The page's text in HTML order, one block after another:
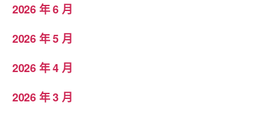
2026 年 6 月
2026 年 5 月
2026 年 4 月
2026 年 3 月